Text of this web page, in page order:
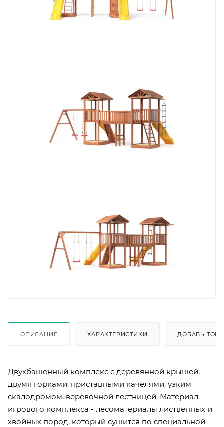
ОПИСАНИЕ ХАРАКТЕРИСТИКИ ДОБАВЬ
Двухбашенный комплекс с деревянной крышей,
двумя горками, приставными качелями, узким
скалодромом, веревочной лестницей. Материал
игрового комплекса - лесоматериалы лиственных и
хвойных пород, который сушится по специальной